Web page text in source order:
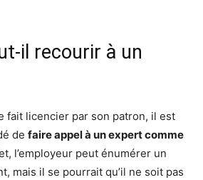
il recourir à un
fait licencier par son patron, il est
de faire appel à un expert comme
l’employeur peut énumérer un
mais il se pourrait qu’il ne soit pas